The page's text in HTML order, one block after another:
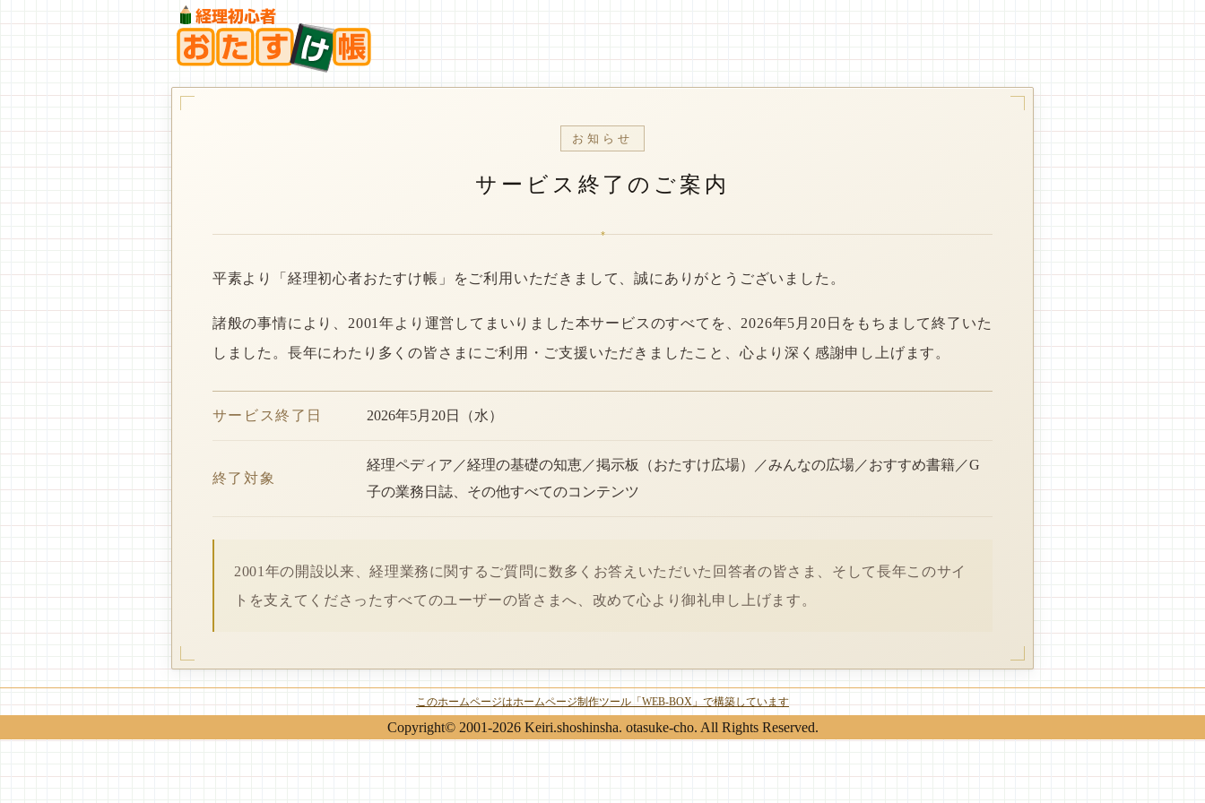
お知らせ
サービス終了のご案内
*
平素より「経理初心者おたすけ帳」をご利用いただきまして、誠にありがとうございました。
諸般の事情により、2001年より運営してまいりました本サービスのすべてを、2026年5月20日をもちまして終了いた
しました。長年にわたり多くの皆さまにご利用・ご支援いただきましたこと、心より深く感謝申し上げます。
サービス終了日 2026年5月20日（水）
終了対象
経理ペディア／経理の基礎の知恵／掲示板（おたすけ広場）／みんなの広場／おすすめ書籍／G
子の業務日誌、その他すべてのコンテンツ
2001年の開設以来、経理業務に関するご質問に数多くお答えいただいた回答者の皆さま、そして長年このサイ
トを支えてくださったすべてのユーザーの皆さまへ、改めて心より御礼申し上げます。
このホームページはホームページ制作ツール「WEB-BOX」で構築しています
Copyright© 2001-2026 Keiri.shoshinsha. otasuke-cho. All Rights Reserved.